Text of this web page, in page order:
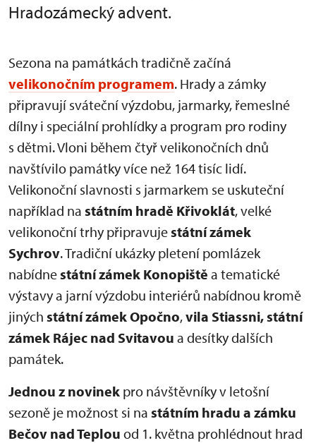
Hradozámecký advent.
Sezona na památkách tradičně začíná
velikonočním programem. Hrady a zámky
připravují sváteční výzdobu, jarmarky, řemeslné
dílny i speciální prohlídky a program pro rodiny
s dětmi. Vloni během čtyř velikonočních dnů
navštívilo památky více než 164 tisíc lidí.
Velikonoční slavnosti s jarmarkem se uskuteční
například na státním hradě Křivoklát, velké
velikonoční trhy připravujestátní zámek
Sychrov. Tradiční ukázky pletení pomlázek
nabídnestátní zámek Konopiště a tematické
výstavy a jarní výzdobu interiérů nabídnou kromě
jiných státní zámek Opočno,vila Stiassni, státní
zámek Rájec nad Svitavou a desítky dalších
památek.
Jednou z novinek pro návštěvníky v letošní
sezoně je možnost si na státním hradu a zámku
Bečov nad Teplou od 1. května prohlédnout hrad